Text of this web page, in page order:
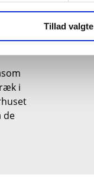
Tillad valgte
i
de